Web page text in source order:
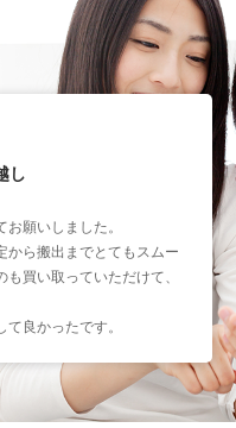
し
願いしました。
から搬出までとてもスムー
買い取っていただけて、
良かったです。